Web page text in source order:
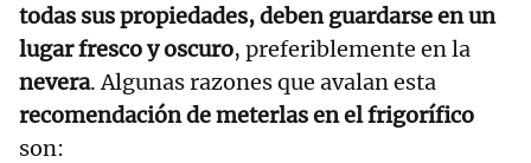
todas sus propiedades, deben guardarse en un
lugar fresco y oscuro, preferiblemente en la
nevera. Algunas razones que avalan esta
recomendación de meterlas en el frigorífico
son: